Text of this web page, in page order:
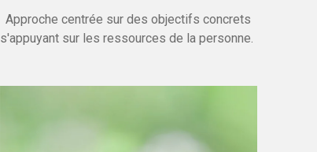
Approche centrée sur des objectifs concrets
s'appuyant sur les ressources de la personne.